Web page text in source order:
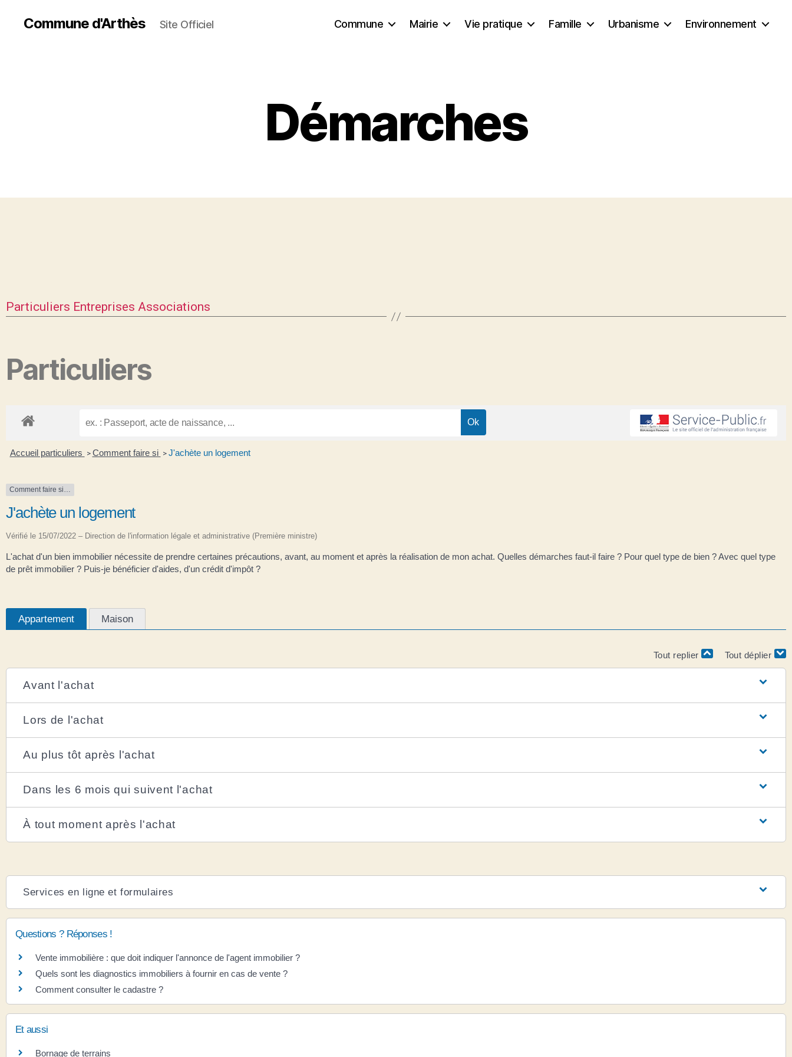
Commune d'Arthès Site Officiel Commune Mairie Vie pratique Famille Urbanisme Environnement
Démarches
Particuliers Entreprises Associations
Particuliers
Accueil particuliers > Comment faire si > J'achète un logement
Comment faire si…
J'achète un logement
Vérifié le 15/07/2022 – Direction de l'information légale et administrative (Première ministre)
L'achat d'un bien immobilier nécessite de prendre certaines précautions, avant, au moment et après la réalisation de mon achat. Quelles démarches faut-il faire ? Pour quel type de bien ? Avec quel type
de prêt immobilier ? Puis-je bénéficier d'aides, d'un crédit d'impôt ?
Appartement Maison
Tout replier Tout déplier
Avant l'achat
Lors de l'achat
Au plus tôt après l'achat
Dans les 6 mois qui suivent l'achat
À tout moment après l'achat
Services en ligne et formulaires
Questions ? Réponses !
Vente immobilière : que doit indiquer l'annonce de l'agent immobilier ?
Quels sont les diagnostics immobiliers à fournir en cas de vente ?
Comment consulter le cadastre ?
Et aussi
Bornage de terrains